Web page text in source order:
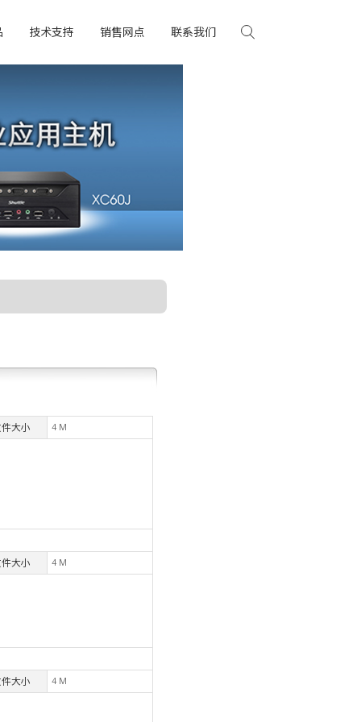
技术支持 销售网点 联系我们
大小 4 M
大小 4 M
大小 4 M